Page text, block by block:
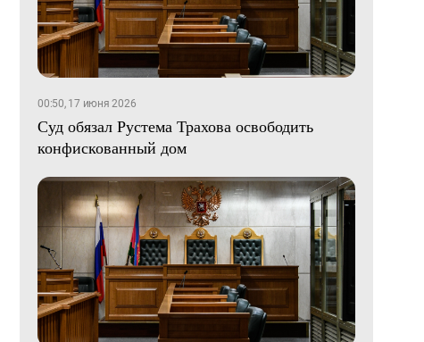
00:50, 17 июня 2026
Суд обязал Рустема Трахова освободить
конфискованный дом